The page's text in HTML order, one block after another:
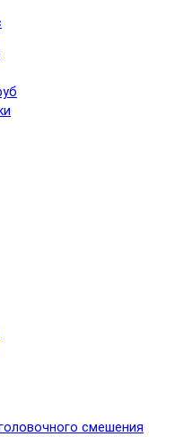
смешения